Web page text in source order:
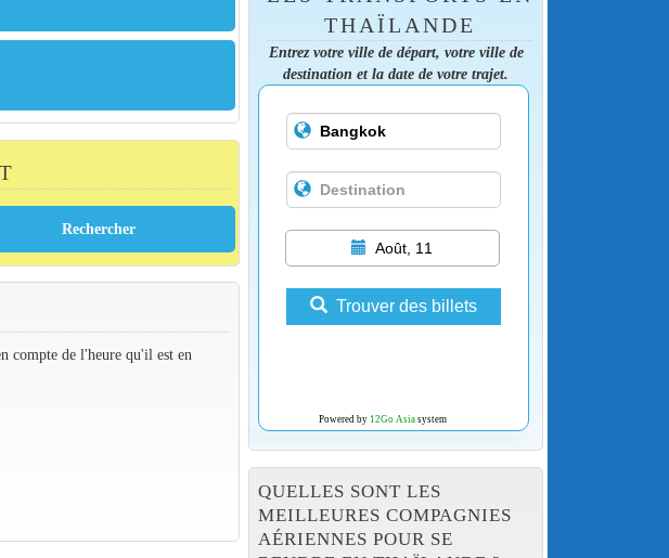
compte de l'heure qu'il est en
THAÏLANDE
Entrez votre ville de départ, votre ville de
destination et la date de votre trajet.
Août, 11
Trouver des billets
Powered by 12Go Asiasystem
QUELLES SONT LES
MEILLEURES COMPAGNIES
AÉRIENNES POUR SE